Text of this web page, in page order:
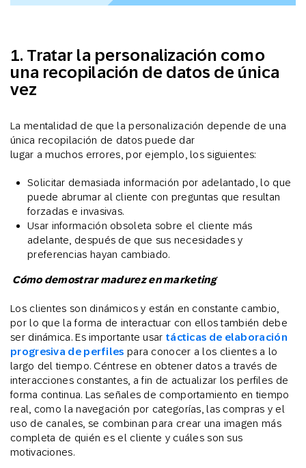
1. Tratar la personalización como
una recopilación de datos de única
vez
La mentalidad de que la personalización depende de una
única recopilación de datos puede dar
lugar a muchos errores, por ejemplo, los siguientes:
Solicitar demasiada información por adelantado, lo que
puede abrumar al cliente con preguntas que resultan
forzadas e invasivas.
Usar información obsoleta sobre el cliente más
adelante, después de que sus necesidades y
preferencias hayan cambiado.
Cómo demostrar madurez en marketing
Los clientes son dinámicos y están en constante cambio,
por lo que la forma de interactuar con ellos también debe
ser dinámica. Es importante usar tácticas de elaboración
progresiva de perfiles para conocer a los clientes a lo
largo del tiempo. Céntrese en obtener datos a través de
interacciones constantes, a fin de actualizar los perfiles de
forma continua. Las señales de comportamiento en tiempo
real, como la navegación por categorías, las compras y el
uso de canales, se combinan para crear una imagen más
completa de quién es el cliente y cuáles son sus
motivaciones.